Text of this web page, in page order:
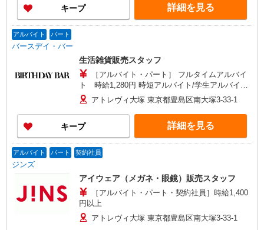
キープ 詳細を見る
アルバイト パート
バースデイ・バー
生活雑貨販売スタッフ
［アルバイト・パート］ フルタイムアルバイ
ト 時給1,280円 時短アルバイト/学生アルバイ
ト 時給1,250円
アトレヴィ大塚 東京都豊島区南大塚3-33-1
キープ 詳細を見る
アルバイト パート 契約社員
ジンズ
アイウェア（メガネ・眼鏡）販売スタッフ
［アルバイト・パート・契約社員］時給1,400
円以上
アトレヴィ大塚 東京都豊島区南大塚3-33-1